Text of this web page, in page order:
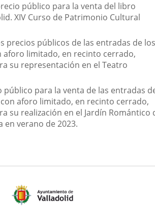
público para la venta del libro
XIV Curso de Patrimonio Cultural
precios públicos de las entradas de los
aforo limitado, en recinto cerrado,
su representación en el Teatro
para la venta de las entradas
aforo limitado, en recinto cerrado,
su realización en el Jardín Romántico
en verano de 2023.